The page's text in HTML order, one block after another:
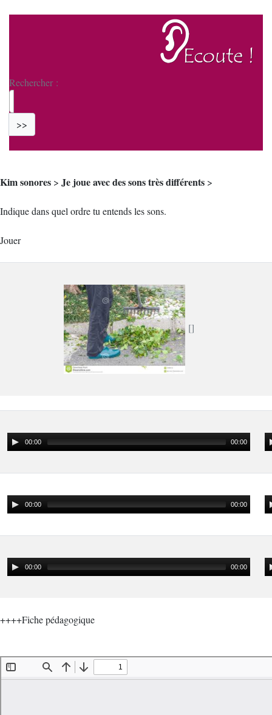
Rechercher :
>>
Kim sonores > Je joue avec des sons très différents >
Indique dans quel ordre tu entends les sons.
Jouer
00:00 00:00
00:00 00:00
00:00 00:00
++++Fiche pédagogique